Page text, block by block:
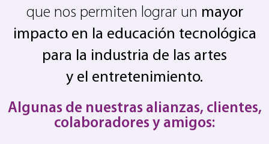
que nos permiten lograr un mayor
impacto en la educación tecnológica
para la industria de las artes
y el entretenimiento.
Algunas de nuestras alianzas, clientes,
colaboradores y amigos: